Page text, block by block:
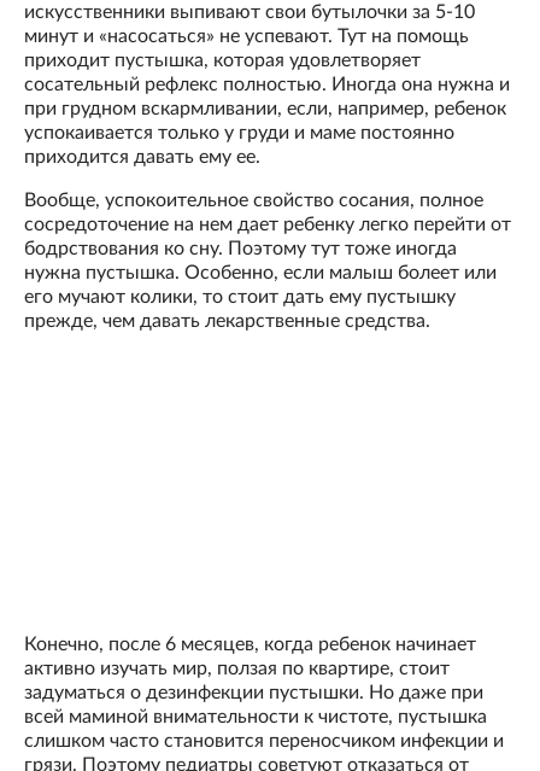
искусственники выпивают свои бутылочки за 5-10
минут и «насосаться» не успевают. Тут на помощь
приходит пустышка, которая удовлетворяет
сосательный рефлекс полностью. Иногда она нужна и
при грудном вскармливании, если, например, ребенок
успокаивается только у груди и маме постоянно
приходится давать ему ее.
Вообще, успокоительное свойство сосания, полное
сосредоточение на нем дает ребенку легко перейти от
бодрствования ко сну. Поэтому тут тоже иногда
нужна пустышка. Особенно, если малыш болеет или
его мучают колики, то стоит дать ему пустышку
прежде, чем давать лекарственные средства.
Конечно, после 6 месяцев, когда ребенок начинает
активно изучать мир, ползая по квартире, стоит
задуматься о дезинфекции пустышки. Но даже при
всей маминой внимательности к чистоте, пустышка
слишком часто становится переносчиком инфекции и
грязи. Поэтому педиатры советуют отказаться от